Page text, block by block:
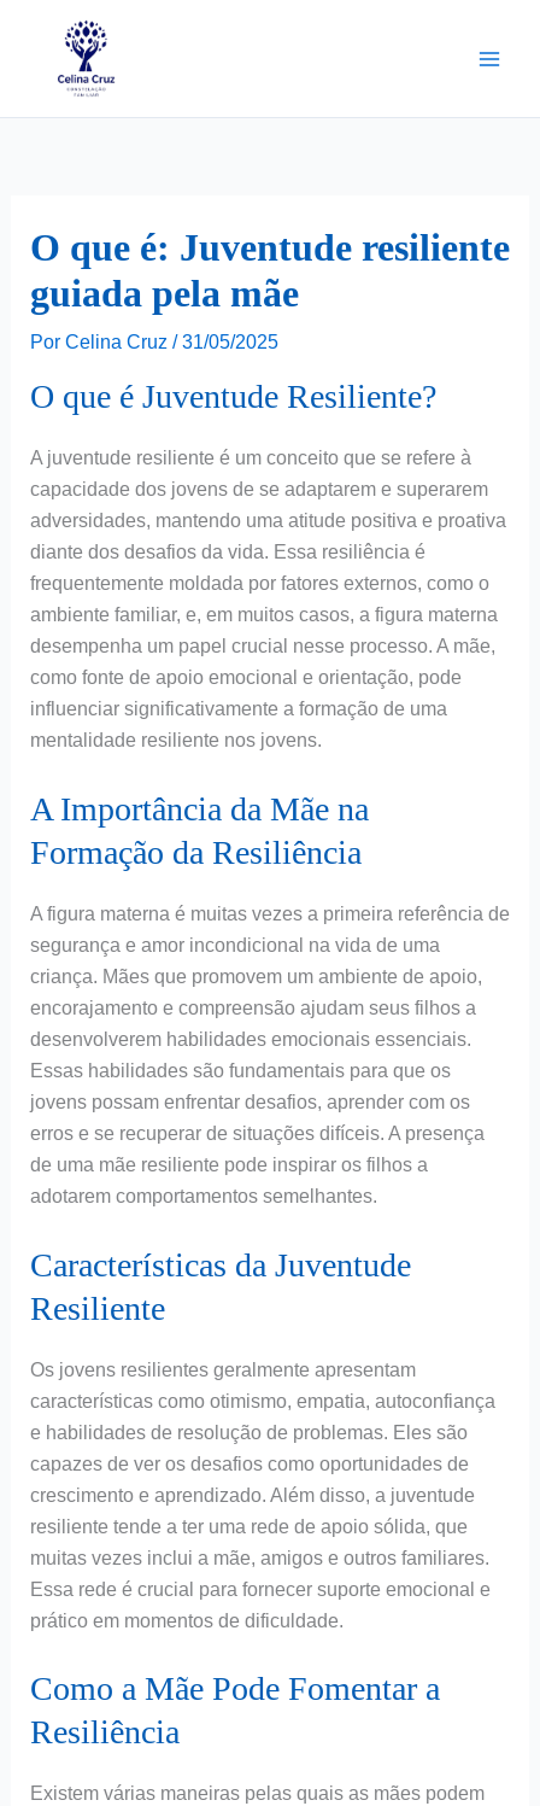
O que é: Juventude resiliente
guiada pela mãe
Por Celina Cruz / 31/05/2025
O que é Juventude Resiliente?
A juventude resiliente é um conceito que se refere à
capacidade dos jovens de se adaptarem e superarem
adversidades, mantendo uma atitude positiva e proativa
diante dos desafios da vida. Essa resiliência é
frequentemente moldada por fatores externos, como o
ambiente familiar, e, em muitos casos, a figura materna
desempenha um papel crucial nesse processo. A mãe,
como fonte de apoio emocional e orientação, pode
influenciar significativamente a formação de uma
mentalidade resiliente nos jovens.
A Importância da Mãe na
Formação da Resiliência
A figura materna é muitas vezes a primeira referência de
segurança e amor incondicional na vida de uma
criança. Mães que promovem um ambiente de apoio,
encorajamento e compreensão ajudam seus filhos a
desenvolverem habilidades emocionais essenciais.
Essas habilidades são fundamentais para que os
jovens possam enfrentar desafios, aprender com os
erros e se recuperar de situações difíceis. A presença
de uma mãe resiliente pode inspirar os filhos a
adotarem comportamentos semelhantes.
Características da Juventude
Resiliente
Os jovens resilientes geralmente apresentam
características como otimismo, empatia, autoconfiança
e habilidades de resolução de problemas. Eles são
capazes de ver os desafios como oportunidades de
crescimento e aprendizado. Além disso, a juventude
resiliente tende a ter uma rede de apoio sólida, que
muitas vezes inclui a mãe, amigos e outros familiares.
Essa rede é crucial para fornecer suporte emocional e
prático em momentos de dificuldade.
Como a Mãe Pode Fomentar a
Resiliência
Existem várias maneiras pelas quais as mães podem